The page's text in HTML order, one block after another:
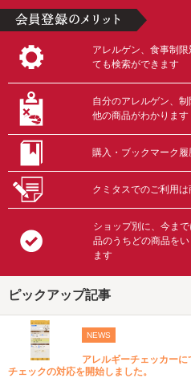
アレルゲン、食事制
ても検索ができます
自分のアレルゲン、
他の商品がわかります
購入・ブックマーク
クミタスでのご利用
ショップ別に、今ま
品のうちどの商品を
ます
ピックアップ記事
NEWS
アレルギーチェッカー
チェックの対応を開始しました。